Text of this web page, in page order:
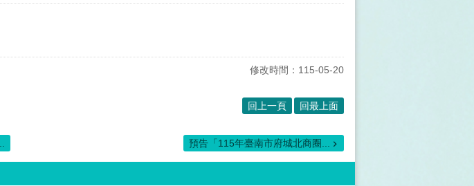
修改時間：115-05-20
回上一頁 回最上面
預告「115年臺南市府城北商圈...